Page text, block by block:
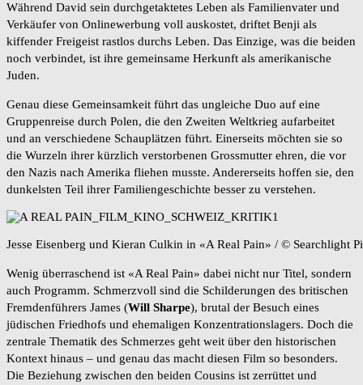
Während David sein durchgetaktetes Leben als Familienvater und
Verkäufer von Onlinewerbung voll auskostet, driftet Benji als
kiffender Freigeist rastlos durchs Leben. Das Einzige, was die beiden
noch verbindet, ist ihre gemeinsame Herkunft als amerikanische
Juden.
Genau diese Gemeinsamkeit führt das ungleiche Duo auf eine
Gruppenreise durch Polen, die den Zweiten Weltkrieg aufarbeitet
und an verschiedene Schauplätzen führt. Einerseits möchten sie so
die Wurzeln ihrer kürzlich verstorbenen Grossmutter ehren, die vor
den Nazis nach Amerika fliehen musste. Andererseits hoffen sie, den
dunkelsten Teil ihrer Familiengeschichte besser zu verstehen.
Jesse Eisenberg und Kieran Culkin in «A Real Pain» / © Searchlight
Wenig überraschend ist «A Real Pain» dabei nicht nur Titel, sondern
auch Programm. Schmerzvoll sind die Schilderungen des britischen
Fremdenführers James (Will Sharpe), brutal der Besuch eines
jüdischen Friedhofs und ehemaligen Konzentrationslagers. Doch die
zentrale Thematik des Schmerzes geht weit über den historischen
Kontext hinaus – und genau das macht diesen Film so besonders.
Die Beziehung zwischen den beiden Cousins ist zerrüttet und